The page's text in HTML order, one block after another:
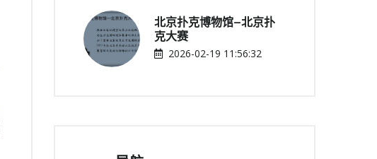
北京扑克博物馆—北京扑
克大赛
2026-02-19 11:56:32